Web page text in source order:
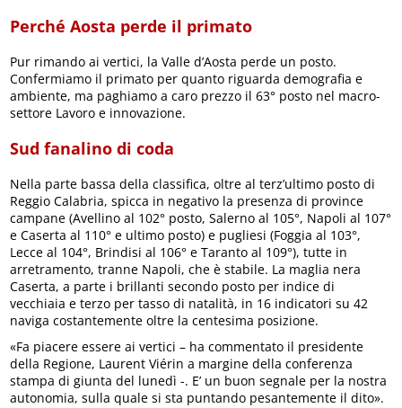
Perché Aosta perde il primato
Pur rimando ai vertici, la Valle d’Aosta perde un posto.
Confermiamo il primato per quanto riguarda demografia e
ambiente, ma paghiamo a caro prezzo il 63° posto nel macro-
settore Lavoro e innovazione.
Sud fanalino di coda
Nella parte bassa della classifica, oltre al terz’ultimo posto di
Reggio Calabria, spicca in negativo la presenza di province
campane (Avellino al 102° posto, Salerno al 105°, Napoli al 107°
e Caserta al 110° e ultimo posto) e pugliesi (Foggia al 103°,
Lecce al 104°, Brindisi al 106° e Taranto al 109°), tutte in
arretramento, tranne Napoli, che è stabile. La maglia nera
Caserta, a parte i brillanti secondo posto per indice di
vecchiaia e terzo per tasso di natalità, in 16 indicatori su 42
naviga costantemente oltre la centesima posizione.
«Fa piacere essere ai vertici – ha commentato il presidente
della Regione, Laurent Viérin a margine della conferenza
stampa di giunta del lunedì -. E’ un buon segnale per la nostra
autonomia, sulla quale si sta puntando pesantemente il dito».